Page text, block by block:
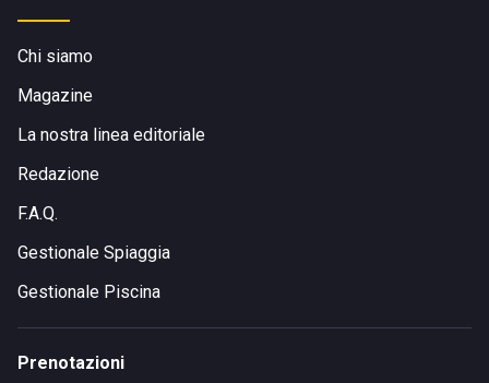
Chi siamo
Magazine
La nostra linea editoriale
Redazione
F.A.Q.
Gestionale Spiaggia
Gestionale Piscina
Prenotazioni